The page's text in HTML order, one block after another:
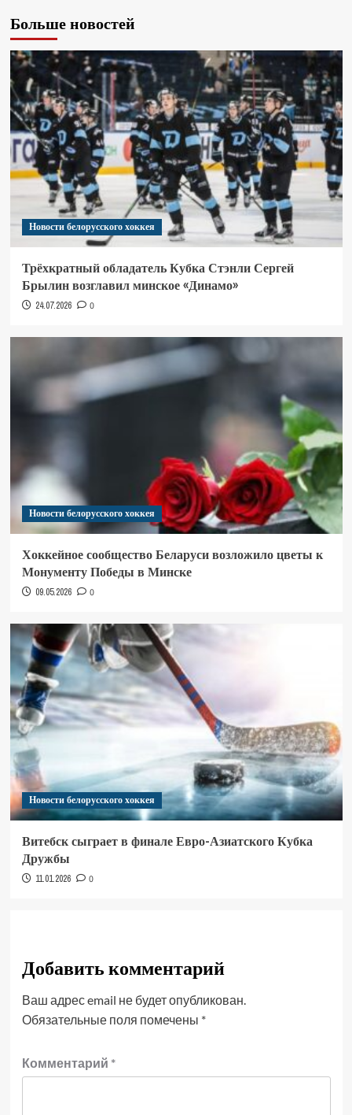
Больше новостей
Новости белорусского хоккея
Трёхкратный обладатель Кубка Стэнли Сергей
Брылин возглавил минское «Динамо»
24.07.2026 0
Новости белорусского хоккея
Хоккейное сообщество Беларуси возложило цветы к
Монументу Победы в Минске
09.05.2026 0
Новости белорусского хоккея
Витебск сыграет в финале Евро-Азиатского Кубка
Дружбы
11.01.2026 0
Добавить комментарий
Ваш адрес email не будет опубликован.
Обязательные поля помечены *
Комментарий *